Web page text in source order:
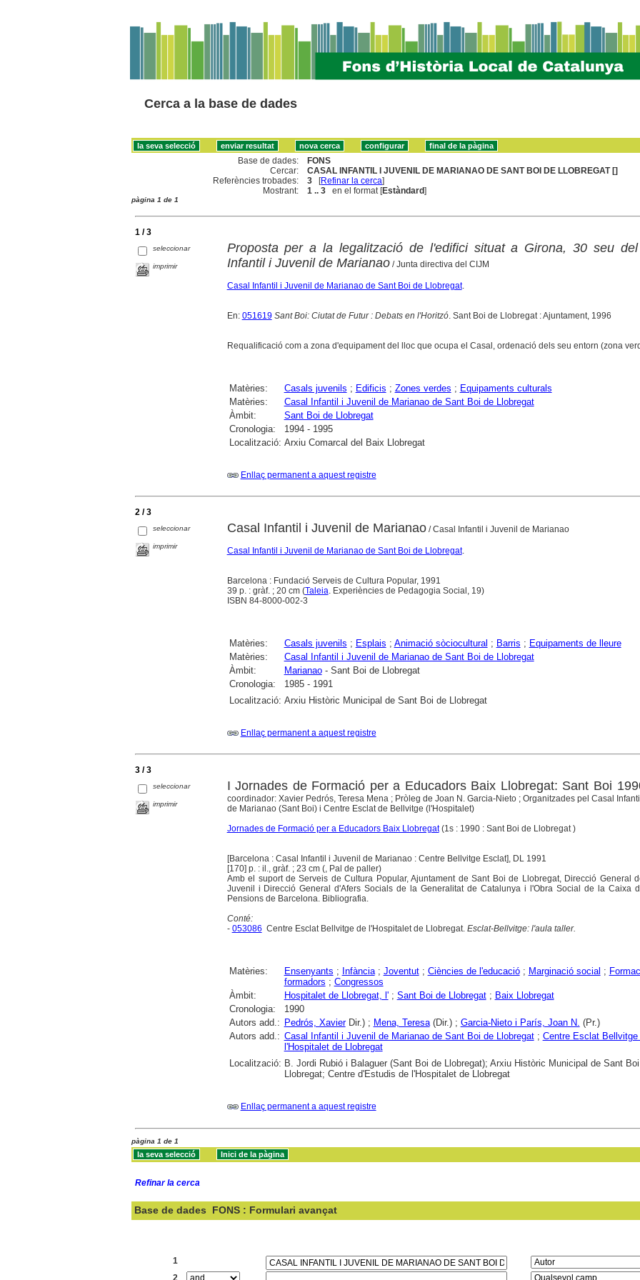
Cerca a la base de dades
Base de dades:
FONS
Cercar:
CASAL INFANTIL I JUVENIL DE MARIANAO DE SANT BOI DE LLOBREGAT []
Referències trobades:
3 [Refinar la cerca]
Mostrant:
1 .. 3 en el format [Estàndard]
pàgina 1 de 1
1 / 3
seleccionar
imprimir
Proposta per a la legalització de l'edifici situat a Girona, 30 seu
Infantil i Juvenil de Marianao/ Junta directiva del CIJM
Casal Infantil i Juvenil de Marianao de Sant Boi de Llobregat.
En: 051619 Sant Boi: Ciutat de Futur : Debats en l'Horitzó. Sant Boi de Llobregat : Ajuntament, 1996
Requalificació com a zona d'equipament del lloc que ocupa el Casal, ordenació dels seu entorn (zona
Matèries: Casals juvenils ; Edificis ; Zones verdes ; Equipaments culturals
Matèries:
Casal Infantil i Juvenil de Marianao de Sant Boi de Llobregat
Àmbit:
Sant Boi de Llobregat
Cronologia:
1994 - 1995
Localització: Arxiu Comarcal del Baix Llobregat
Enllaç permanent a aquest registre
2 / 3
seleccionar
imprimir
Casal Infantil i Juvenil de Marianao/ Casal Infantil i Juvenil de Marianao
Casal Infantil i Juvenil de Marianao de Sant Boi de Llobregat.
Barcelona : Fundació Serveis de Cultura Popular, 1991
39 p. : gràf. ; 20 cm (Taleia. Experiències de Pedagogia Social, 19)
ISBN 84-8000-002-3
Matèries: Casals juvenils ; Esplais ; Animació sòciocultural ; Barris ; Equipaments de lleure
Matèries:
Casal Infantil i Juvenil de Marianao de Sant Boi de Llobregat
Àmbit:
Marianao- Sant Boi de Llobregat
Cronologia:
1985 - 1991
Localització: Arxiu Històric Municipal de Sant Boi de Llobregat
Enllaç permanent a aquest registre
3 / 3
seleccionar
imprimir
I Jornades de Formació per a Educadors Baix Llobregat: Sant Boi
coordinador: Xavier Pedrós, Teresa Mena ; Pròleg de Joan N. Garcia-Nieto ; Organitzades pel Casal
de Marianao (Sant Boi) i Centre Esclat de Bellvitge (l'Hospitalet)
Jornades de Formació per a Educadors Baix Llobregat(1s : 1990 : Sant Boi de Llobregat )
[Barcelona : Casal Infantil i Juvenil de Marianao : Centre Bellvitge Esclat], DL 1991
[170] p. : il., gràf. ; 23 cm (, Pal de paller)
Amb el suport de Serveis de Cultura Popular, Ajuntament de Sant Boi de Llobregat, Direcció General
Juvenil i Direcció General d'Afers Socials de la Generalitat de Catalunya i l'Obra Social de la Caixa
Pensions de Barcelona. Bibliografia.
Conté:
- 053086 Centre Esclat Bellvitge de l'Hospitalet de Llobregat. Esclat-Bellvitge: l'aula taller.
Matèries: Ensenyants ; Infància; Joventut; Ciències de l'educació; Marginació social ;
formadors ; Congressos
Àmbit:
Hospitalet de Llobregat, l'; Sant Boi de Llobregat; Baix Llobregat
Cronologia:
1990
Autors add.: Pedrós, XavierDir.) ; Mena, Teresa(Dir.) ; Garcia-Nieto i París, Joan N. (Pr.)
Autors add.: Casal Infantil i Juvenil de Marianao de Sant Boi de Llobregat; Centre Esclat Bellvitge
l'Hospitalet de Llobregat
Localització: B. Jordi Rubió i Balaguer (Sant Boi de Llobregat); Arxiu Històric Municipal de Sant
Llobregat; Centre d'Estudis de l'Hospitalet de Llobregat
Enllaç permanent a aquest registre
pàgina 1 de 1
Refinar la cerca
Base de dades FONS : Formulari avançat
1
2